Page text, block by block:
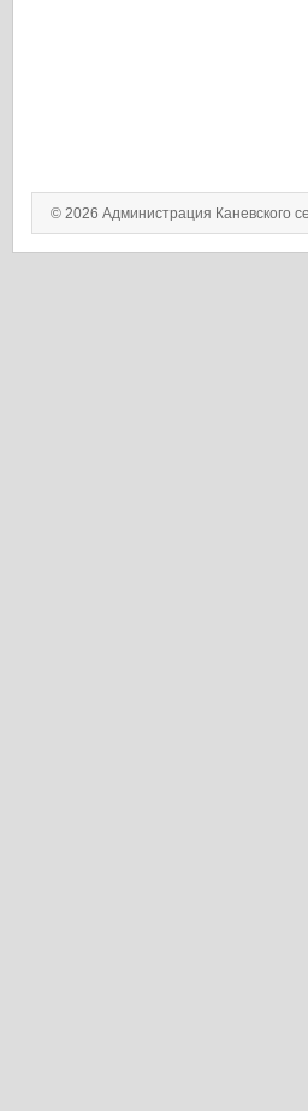
© 2026 Администрация Каневского